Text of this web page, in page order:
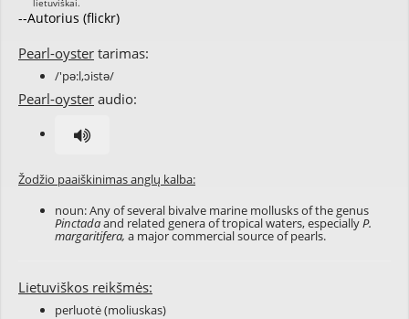
--Autorius (flickr)
Pearl-oyster tarimas:
/'pə:l,ɔistə/
Pearl-oyster audio:
Žodžio paaiškinimas anglų kalba:
noun: Any of several bivalve marine mollusks of the genus
Pinctadaand related genera of tropical waters, especiallyP.
margaritifera, a major commercial source of pearls.
Lietuviškos reikšmės:
perluotė (moliuskas)